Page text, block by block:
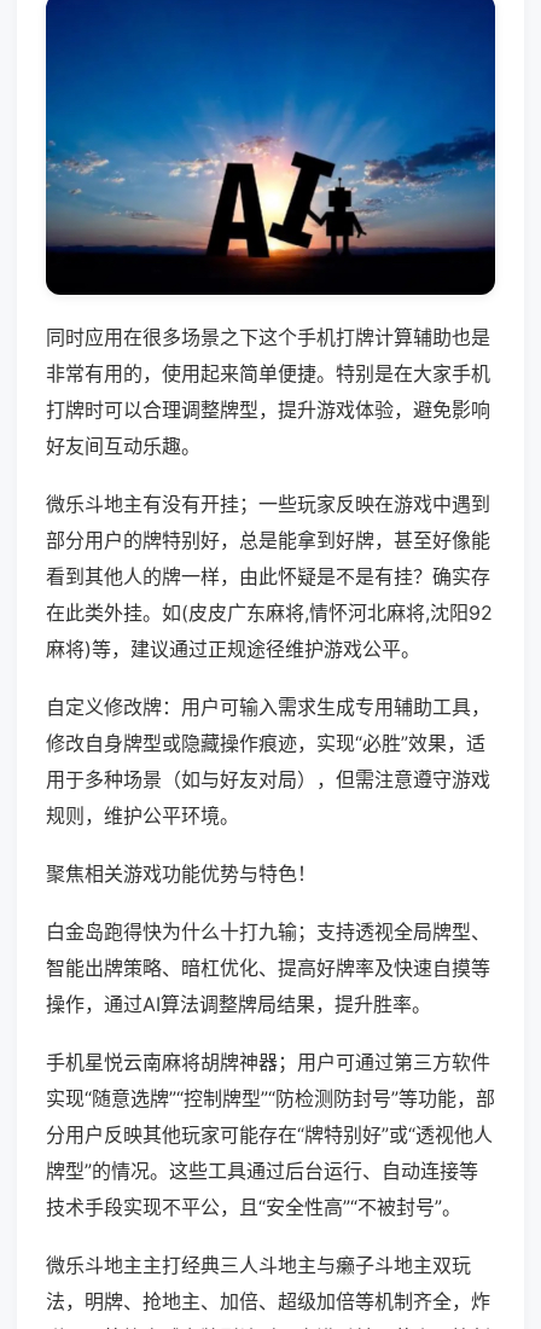
同时应用在很多场景之下这个手机打牌计算辅助也是
非常有用的，使用起来简单便捷。特别是在大家手机
打牌时可以合理调整牌型，提升游戏体验，避免影响
好友间互动乐趣。
微乐斗地主有没有开挂；一些玩家反映在游戏中遇到
部分用户的牌特别好，总是能拿到好牌，甚至好像能
看到其他人的牌一样，由此怀疑是不是有挂？确实存
在此类外挂。如(皮皮广东麻将,情怀河北麻将,沈阳92
麻将)等，建议通过正规途径维护游戏公平。
自定义修改牌：用户可输入需求生成专用辅助工具，
修改自身牌型或隐藏操作痕迹，实现“必胜”效果，适
用于多种场景（如与好友对局），但需注意遵守游戏
规则，维护公平环境。
聚焦相关游戏功能优势与特色！
白金岛跑得快为什么十打九输；支持透视全局牌型、
智能出牌策略、暗杠优化、提高好牌率及快速自摸等
操作，通过AI算法调整牌局结果，提升胜率。
手机星悦云南麻将胡牌神器；用户可通过第三方软件
实现“随意选牌”“控制牌型”“防检测防封号”等功能，部
分用户反映其他玩家可能存在“牌特别好”或“透视他人
牌型”的情况。这些工具通过后台运行、自动连接等
技术手段实现不平公，且“安全性高”“不被封号”。
微乐斗地主主打经典三人斗地主与癞子斗地主双玩
法，明牌、抢地主、加倍、超级加倍等机制齐全，炸